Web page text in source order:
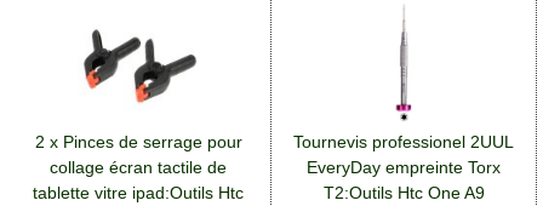
2 x Pinces de serrage pour
collage écran tactile de
tablette vitre ipad:Outils Htc
Tournevis professionel 2UUL
EveryDay empreinte Torx
T2:Outils Htc One A9